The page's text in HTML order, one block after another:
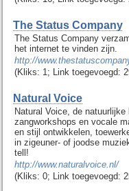
The Status Company
The Status Company
het internet te vinden zijn.
http://
(Kliks: 1; Link toegevoegd:
Natural Voice
Natural Voice, de
zangworkshops en vocale
en stijl ontwikkelen,
in zigeuner- of joodse
tell!
http://www.naturalvoice.nl/
(Kliks: 0; Link toegevoegd: